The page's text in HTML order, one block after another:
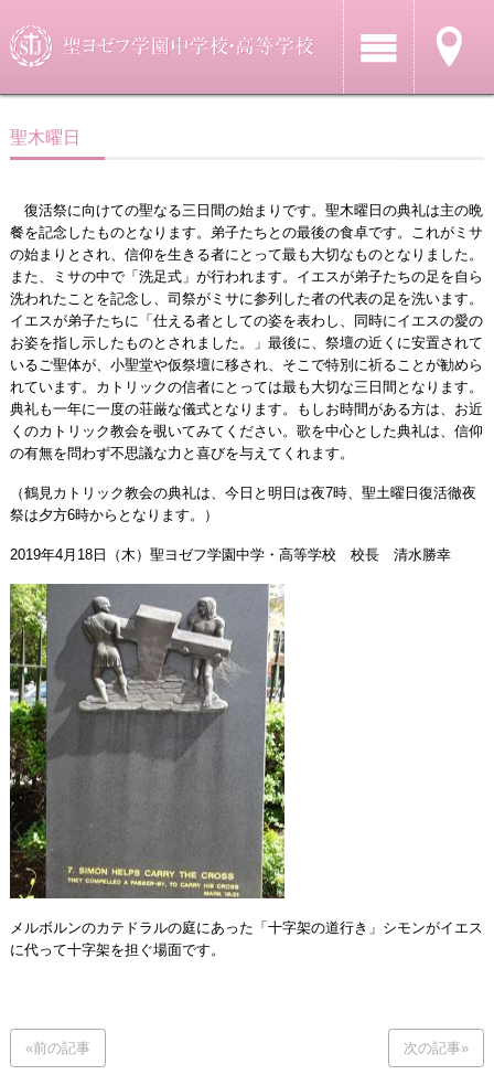
聖木曜日
復活祭に向けての聖なる三日間の始まりです。聖木曜日の典礼は主の晩
餐を記念したものとなります。弟子たちとの最後の食卓です。これがミサ
の始まりとされ、信仰を生きる者にとって最も大切なものとなりました。
また、ミサの中で「洗足式」が行われます。イエスが弟子たちの足を自ら
洗われたことを記念し、司祭がミサに参列した者の代表の足を洗います。
イエスが弟子たちに「仕える者としての姿を表わし、同時にイエスの愛の
お姿を指し示したものとされました。」最後に、祭壇の近くに安置されて
いるご聖体が、小聖堂や仮祭壇に移され、そこで特別に祈ることが勧めら
れています。カトリックの信者にとっては最も大切な三日間となります。
典礼も一年に一度の荘厳な儀式となります。もしお時間がある方は、お近
くのカトリック教会を覗いてみてください。歌を中心とした典礼は、信仰
の有無を問わず不思議な力と喜びを与えてくれます。
（鶴見カトリック教会の典礼は、今日と明日は夜7時、聖土曜日復活徹夜
祭は夕方6時からとなります。）
2019年4月18日（木）聖ヨゼフ学園中学・高等学校 校長 清水勝幸
メルボルンのカテドラルの庭にあった「十字架の道行き」シモンがイエス
に代って十字架を担ぐ場面です。
«前の記事 次の記事»